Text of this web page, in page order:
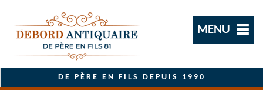
MENU
DE PÈRE EN FILS DEPUIS 1990